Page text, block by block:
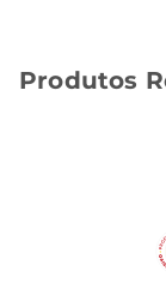
um baixo
O xilitol
Produtos